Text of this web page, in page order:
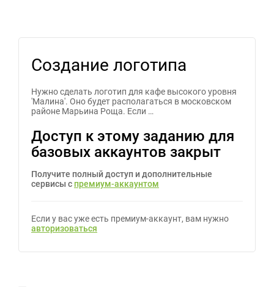
Создание логотипа
Нужно сделать л­оготип для ка­фе высокого уровня
'М­алина'. Оно будет рас­полагаться в московск­ом
районе Марьина Рощ­а. Если …
Доступ к этому заданию для
базовых аккаунтов закрыт
Получите полный доступ и дополнительные
сервисы с премиум-аккаунтом
Если у вас уже есть премиум-аккаунт, вам нужно
авторизоваться